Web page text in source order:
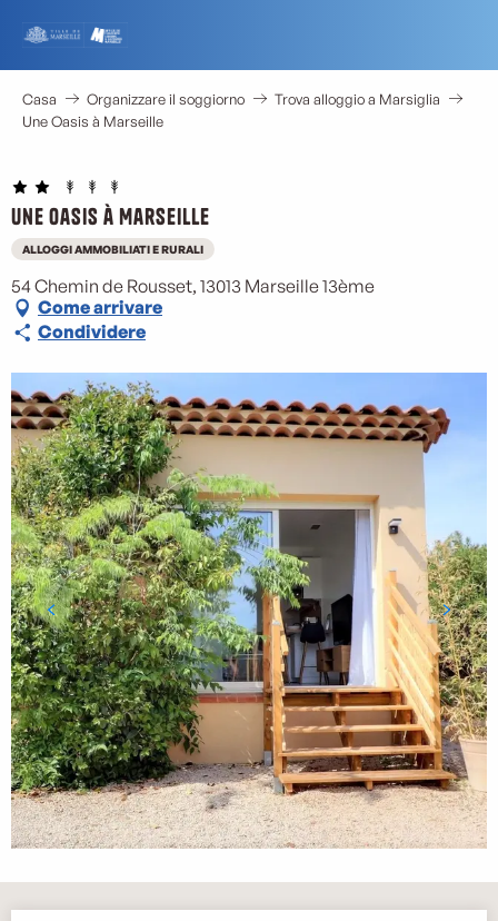
contenu
principal
Casa Organizzare il soggiorno
Trova alloggio a Marsiglia
Une Oasis à Marseille
Une Oasis à Marseille
ALLOGGI AMMOBILIATI E RURALI
54 Chemin de Rousset, 13013 Marseille 13ème
Come arrivare
Condividere